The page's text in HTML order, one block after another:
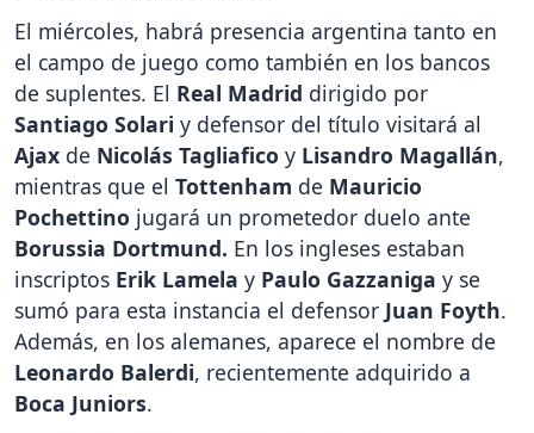
El miércoles, habrá presencia argentina tanto en
el campo de juego como también en los bancos
de suplentes. El Real Madrid dirigido por
Santiago Solari y defensor del título visitará al
Ajax de Nicolás Tagliafico y Lisandro Magallán,
mientras que el Tottenham de Mauricio
Pochettino jugará un prometedor duelo ante
Borussia Dortmund. En los ingleses estaban
inscriptos Erik Lamela y Paulo Gazzaniga y se
sumó para esta instancia el defensor Juan Foyth.
Además, en los alemanes, aparece el nombre de
Leonardo Balerdi, recientemente adquirido a
Boca Juniors.